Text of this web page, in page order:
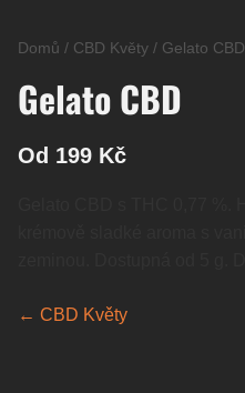
Domů / CBD Květy / Gelato CBD
Gelato CBD
Od 199 Kč
← CBD Květy